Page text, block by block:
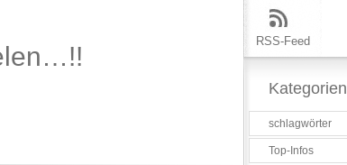
RSS-Feed
Kategorien
schlagwörter
Top-Infos